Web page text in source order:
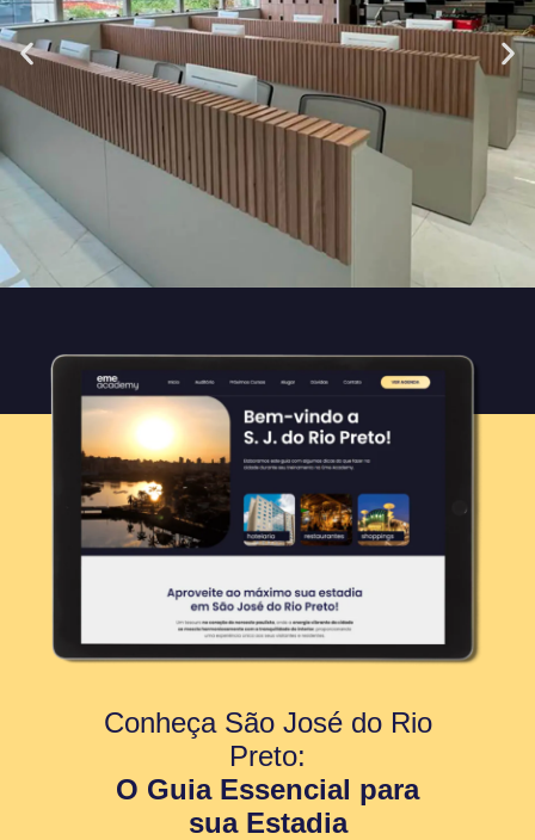
Conheça São José do Rio
Preto:
O Guia Essencial para
sua Estadia